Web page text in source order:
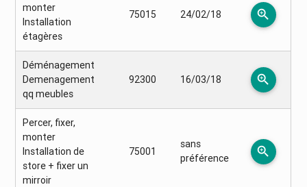
monter
Installation
étagères
75015 24/02/18 zoom_in
Déménagement
Demenagement
qq meubles
92300 16/03/18 zoom_in
Percer, fixer,
monter
Installation de
store + fixer un
mirroir
75001
sans
préférence
zoom_in